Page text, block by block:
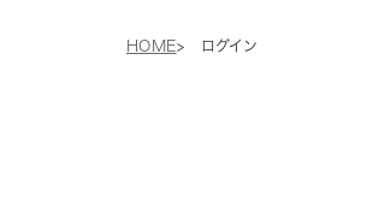
HOME ログイン